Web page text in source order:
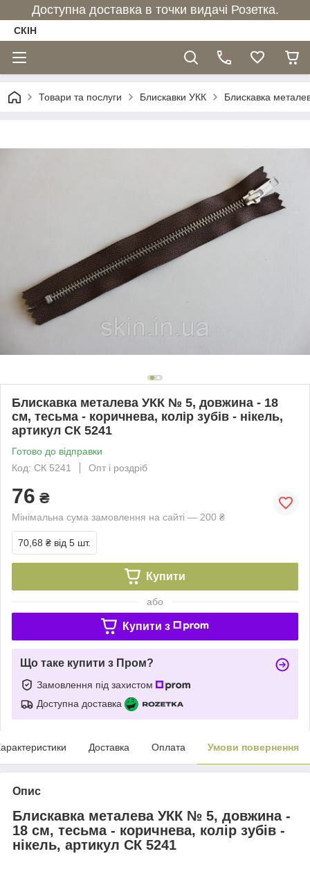
Доступна доставка в точки видачі Розетка.
СКІН
Товари та послуги Блискавки УКК Блискавка
Блискавка металева УКК № 5, довжина - 18
см, тесьма - коричнева, колір зубів - нікель,
артикул СК 5241
Готово до відправки
Код: СК 5241
Опт і роздріб
76 ₴
Мінімальна сума замовлення на сайті — 200 ₴
70,68 ₴ від 5 шт.
Купити
або
Купити з
Що таке купити з Пром?
Замовлення під захистом
Доступна доставка
Доставка Оплата Умови повернення
Опис
Блискавка металева УКК № 5, довжина -
18 см, тесьма - коричнева, колір зубів -
нікель, артикул СК 5241